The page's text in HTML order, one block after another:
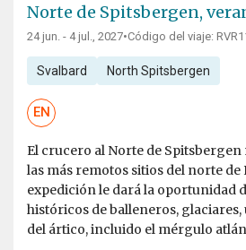
Norte de Spitsbergen,
24 jun. - 4 jul., 2027•Código del viaje:
Svalbard North Spitsbergen
EN
El crucero al Norte de Spitsbergen
las más remotos sitios del norte de
expedición le dará la oportunidad
históricos de balleneros, glaciares,
del ártico, incluido el mérgulo